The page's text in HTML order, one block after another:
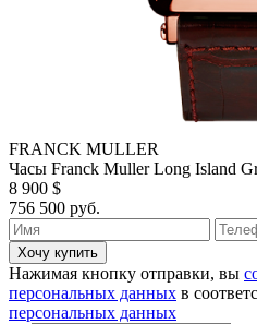
FRANCK MULLER
Часы Franck Muller Long Island
8 900 $
756 500 руб.
Хочу купить
Нажимая кнопку отправки, вы
персональных данных в
персональных данных